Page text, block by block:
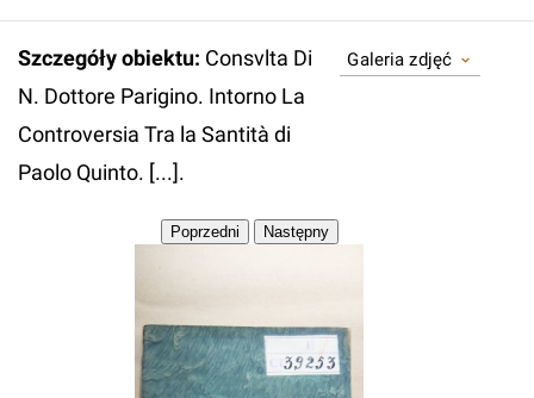
Szczegóły obiektu: Consvlta Di
N. Dottore Parigino. Intorno La
Controversia Tra la Santità di
Paolo Quinto. [...].
Galeria zdjęć